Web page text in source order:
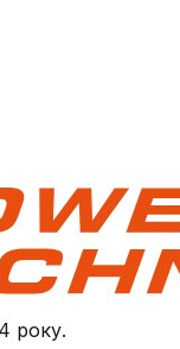
року.